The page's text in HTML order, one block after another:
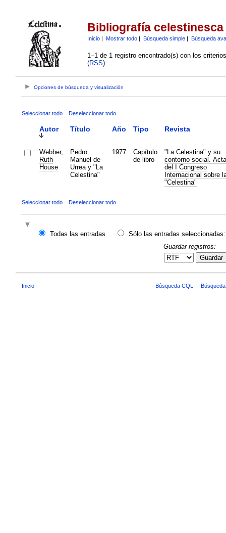
Bibliografía celestinesca
Inicio| Mostrar todo| Búsqueda simple| Búsqueda
1–1 de 1 registro encontrado(s) con los
(RSS):
Opciones de búsqueda y visualización
Seleccionar todo Deseleccionar todo
Autor Título Año Tipo Revista
Webber,
Ruth
House
Pedro
Manuel de
Urrea y "La
Celestina"
1977
Capítulo
de libro
"La Celestina" y su
contorno social.
del I Congreso
Internacional sobre
"Celestina"
Seleccionar todo Deseleccionar todo
Todas las entradas
Sólo las entradas seleccionadas:
Guardar registros:
Guardar
Inicio Búsqueda CQL